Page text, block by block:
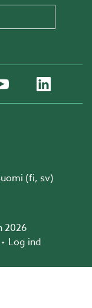
(fi, sv)
2026
Log ind